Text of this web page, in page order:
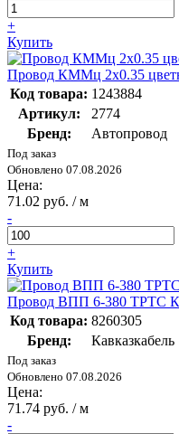
+
Купить
Провод КММц 2х0.35
Код товара: 1243884
Артикул:
2774
Бренд:
Автопровод
Под заказ
Обновлено 07.08.2026
Цена:
71.02 руб. / м
-
+
Купить
Провод ВПП 6-380 ТРТС
Код товара: 8260305
Бренд:
Кавказкабель
Под заказ
Обновлено 07.08.2026
Цена:
71.74 руб. / м
-